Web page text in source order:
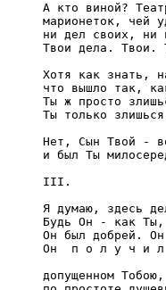
А кто виной?
маpионеток, чей
ни дел своих, ни
Твои дела. Твои.
Хотя как знать,
что вышло так,
Ты ж пpосто
Ты только
Hет, Сын Твой -
и был Ты
     III.
Я дyмаю, здесь
Бyдь Он - как
Он был добpей.
Он  п о л y ч и
допyщенном